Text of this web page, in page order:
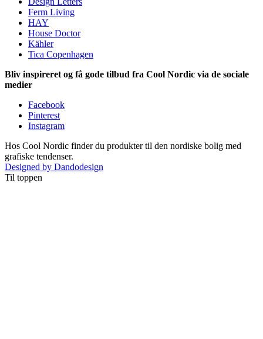
Ferm Living
HAY
House Doctor
Kähler
Tica Copenhagen
Bliv inspireret og få gode tilbud fra Cool Nordic via de sociale
medier
Facebook
Pinterest
Instagram
Hos Cool Nordic finder du produkter til den nordiske bolig med
grafiske tendenser.
Designed by Dandodesign
Til toppen